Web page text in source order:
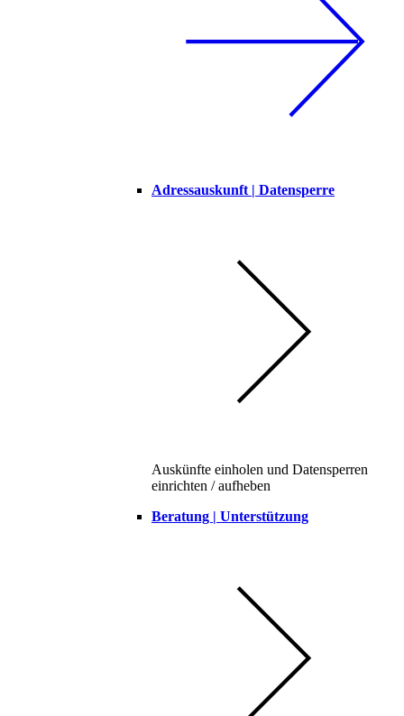
Adressauskunft | Datensperre
Auskünfte einholen und Datensperren
einrichten / aufheben
Beratung | Unterstützung